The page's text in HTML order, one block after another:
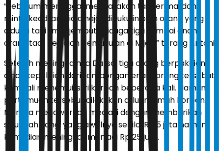
”Sebelum meninggal mengatakan tak terima, dan
minta keadilan, dia dihajar dipukulin oleh orang yang
diduga tadi (menjemput) diduga tiga sampai enam
orang tadi. Kejadian pemukulan di Mijen,” terang Antoni.
Setelah meninggalnya Darso, tiga orang berpakaian
dinas kepolisian dari rombongan enam orang tersebut
kembali menemui istri korban beberapa kali. Namun
pertemuan tersebut dilakukan di luar rumah korban.
Mereka menawarkan mediasi dengan memberikan
sejumlah uang, yang awalnya senilai Rp 5 juta namun
kemudian meningkat menjadi Rp 25 juta.